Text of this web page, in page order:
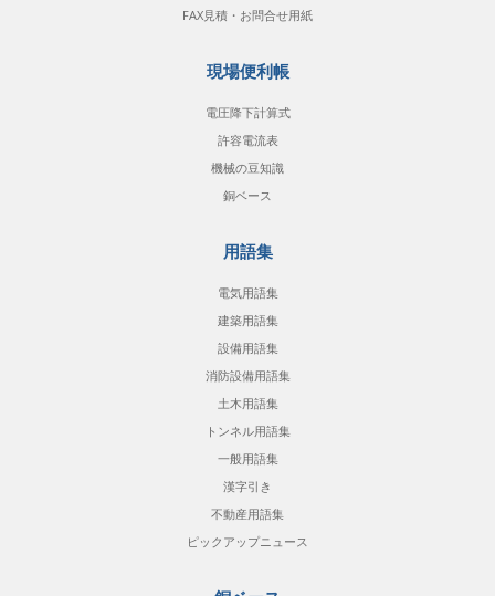
FAX見積・お問合せ用紙
現場便利帳
電圧降下計算式
許容電流表
機械の豆知識
銅ベース
用語集
電気用語集
建築用語集
設備用語集
消防設備用語集
土木用語集
トンネル用語集
一般用語集
漢字引き
不動産用語集
ピックアップニュース